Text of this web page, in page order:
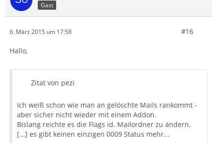
Gast
6. März 2015 um 17:58 #16
Hallo,
Zitat von pezi
Ich weiß schon wie man an gelöschte Mails rankommt -
aber sicher nicht wieder mit einem Addon.
Bislang reichte es die Flags id. Mailordner zu ändern.
[...] es gibt keinen einzigen 0009 Status mehr...